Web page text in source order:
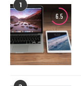
1
6.5